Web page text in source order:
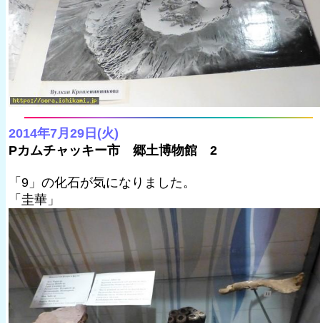
2014年7月29日(火)
Pカムチャッキー市 郷土博物館 2
「9」の化石が気になりました。
「圭華」